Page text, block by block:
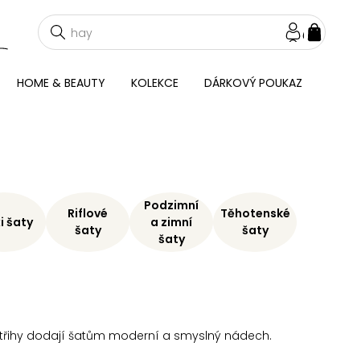
HOME & BEAUTY KOLEKCE DÁRKOVÝ POUKAZ
dodají šatům moderní a smyslný nádech.
šaty
Riflové
šaty
Podzimní
a zimní
šaty
Těhotenské
šaty